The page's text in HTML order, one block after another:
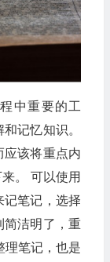
中重要的工
记忆知识。
该将重点内
。 可以使用
记笔记，选择
简洁明了，重
理笔记，也是